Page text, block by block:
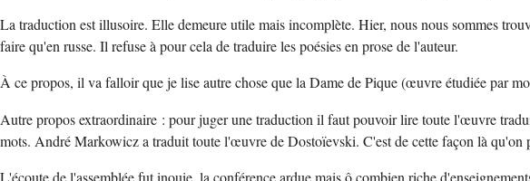
La traduction est illusoire. Elle demeure utile mais incomplète. Hier, nous nous sommes
faire qu'en russe. Il refuse à pour cela de traduire les poésies en prose de l'auteur.
À ce propos, il va falloir que je lise autre chose que la Dame de Pique (œuvre étudiée par
Autre propos extraordinaire : pour juger une traduction il faut pouvoir lire toute l'œuvre
mots. André Markowicz a traduit toute l'œuvre de Dostoïevski. C'est de cette façon là qu'on
L'écoute de l'assemblée fut inouie, la conférence ardue mais ô combien riche